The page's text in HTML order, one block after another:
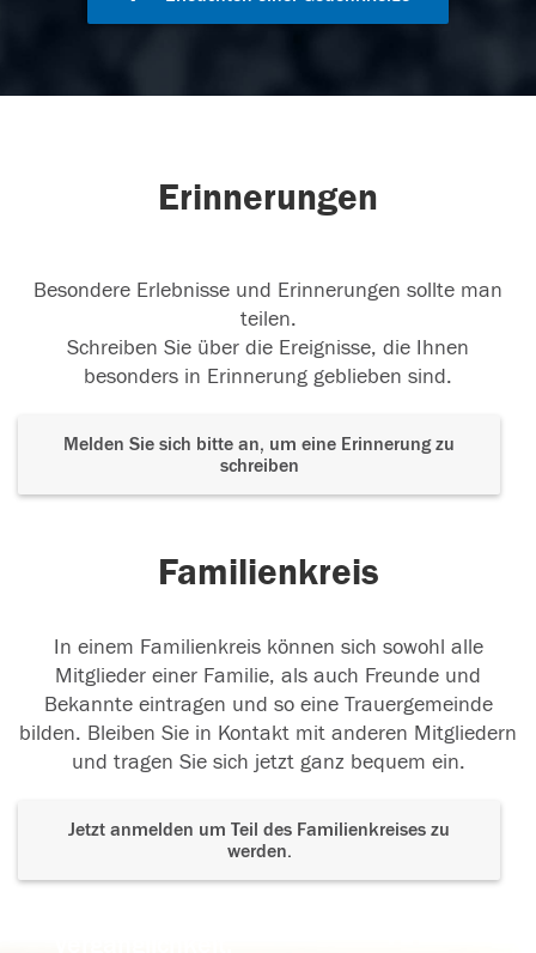
Erinnerungen
Besondere Erlebnisse und Erinnerungen sollte man
teilen.
Schreiben Sie über die Ereignisse, die Ihnen
besonders in Erinnerung geblieben sind.
Melden Sie sich bitte an, um eine Erinnerung zu
schreiben
Familienkreis
In einem Familienkreis können sich sowohl alle
Mitglieder einer Familie, als auch Freunde und
Bekannte eintragen und so eine Trauergemeinde
bilden. Bleiben Sie in Kontakt mit anderen Mitgliedern
und tragen Sie sich jetzt ganz bequem ein.
Jetzt anmelden um Teil des Familienkreises zu
werden.